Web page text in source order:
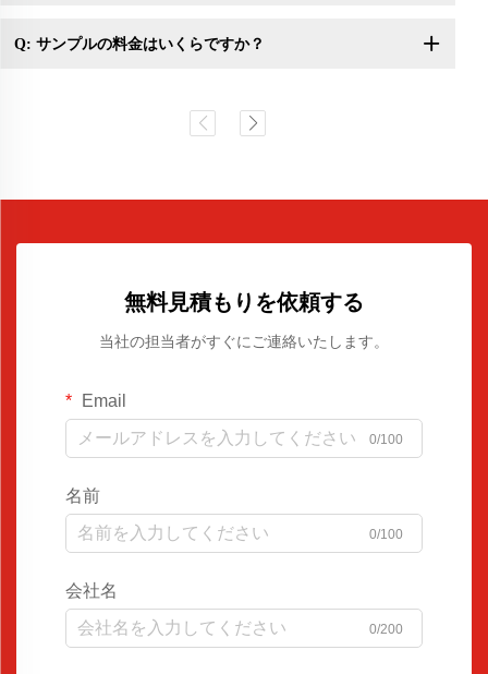
Q: サンプルの料金はいくらですか？
無料見積もりを依頼する
当社の担当者がすぐにご連絡いたします。
Email
0/100
名前
0/100
会社名
0/200